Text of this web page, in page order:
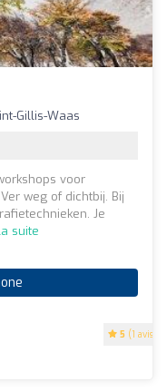
5 (1 avis)
Gillis-Waas
voor
weg of dichtbij. Bij
Je
suite